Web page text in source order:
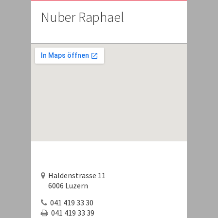
Nuber Raphael
Haldenstrasse 11
6006 Luzern
041 419 33 30
041 419 33 39